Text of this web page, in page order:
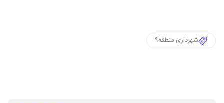
شهرداری منطقه۹